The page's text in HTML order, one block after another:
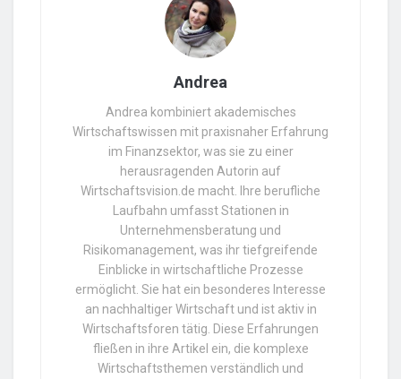
Andrea
Andrea kombiniert akademisches
Wirtschaftswissen mit praxisnaher Erfahrung
im Finanzsektor, was sie zu einer
herausragenden Autorin auf
Wirtschaftsvision.de macht. Ihre berufliche
Laufbahn umfasst Stationen in
Unternehmensberatung und
Risikomanagement, was ihr tiefgreifende
Einblicke in wirtschaftliche Prozesse
ermöglicht. Sie hat ein besonderes Interesse
an nachhaltiger Wirtschaft und ist aktiv in
Wirtschaftsforen tätig. Diese Erfahrungen
fließen in ihre Artikel ein, die komplexe
Wirtschaftsthemen verständlich und